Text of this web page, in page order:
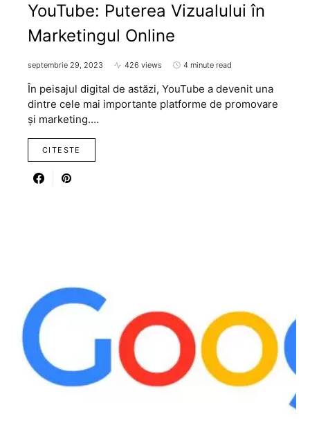
YouTube: Puterea Vizualului în
Marketingul Online
septembrie 29, 2023 426 views 4 minute read
În peisajul digital de astăzi, YouTube a devenit una
dintre cele mai importante platforme de promovare
și marketing.…
CITESTE